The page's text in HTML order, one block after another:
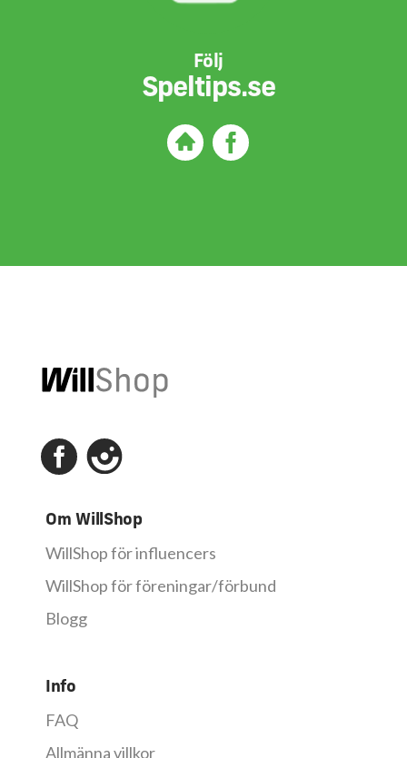
Följ
Speltips.se
Om WillShop
WillShop för influencers
WillShop för föreningar/förbund
Blogg
Info
FAQ
Allmänna villkor